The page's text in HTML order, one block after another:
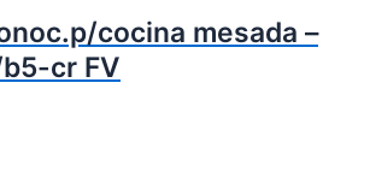
cocina mesada –
cr FV